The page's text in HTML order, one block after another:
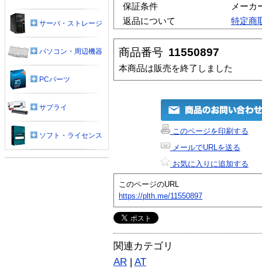
保証条件
メーカ
返品について
特定商
商品番号 11550897
本商品は販売を終了しました
このページを印刷する
メールでURLを送る
お気に入りに追加する
このページのURL
https://plth.me/11550897
関連カテゴリ
AR | AT
サーバ・ストレージ
パソコン・周辺機器
PCパーツ
サプライ
ソフト・ライセンス